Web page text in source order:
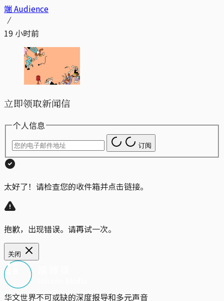
端 Audience
19 小时前
立即领取新闻信
个人信息
订阅
太好了！请检查您的收件箱并点击链接。
抱歉，出现错误。请再试一次。
关闭
华文世界不可或缺的深度报导和多元声音